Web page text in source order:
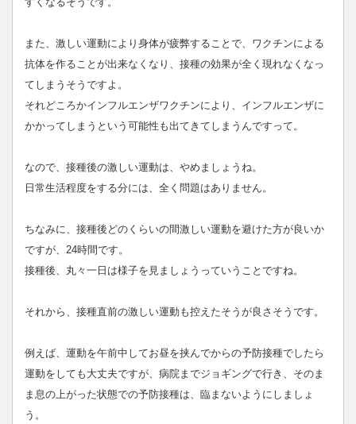
また、激しい運動により身体が疲弊することで、ワクチンによる
抗体を作ることが出来なくなり、接種の効果が全く現れなくなっ
てしまうそうですよ。
それどころかインフルエンザワクチンにより、インフルエンザに
かかってしまうという可能性も出てきてしまうんですって。
なので、接種後の激しい運動は、やめましょうね。
日常生活程度をする分には、全く問題はありません。
ちなみに、接種後どのくらいの間激しい運動を避けた方が良いか
ですが、24時間です。
接種後、丸々一日は様子を見ましょうっていうことですね。
それから、接種直前の激しい運動も控えたそうが良さそうです。
例えば、運動を午前中してお昼を挟んでからの予防接種でしたら
運動をしても大丈夫ですが、病院までジョギングで行き、そのま
ま息の上がった状態での予防接種は、臨まないようにしましょ
う。